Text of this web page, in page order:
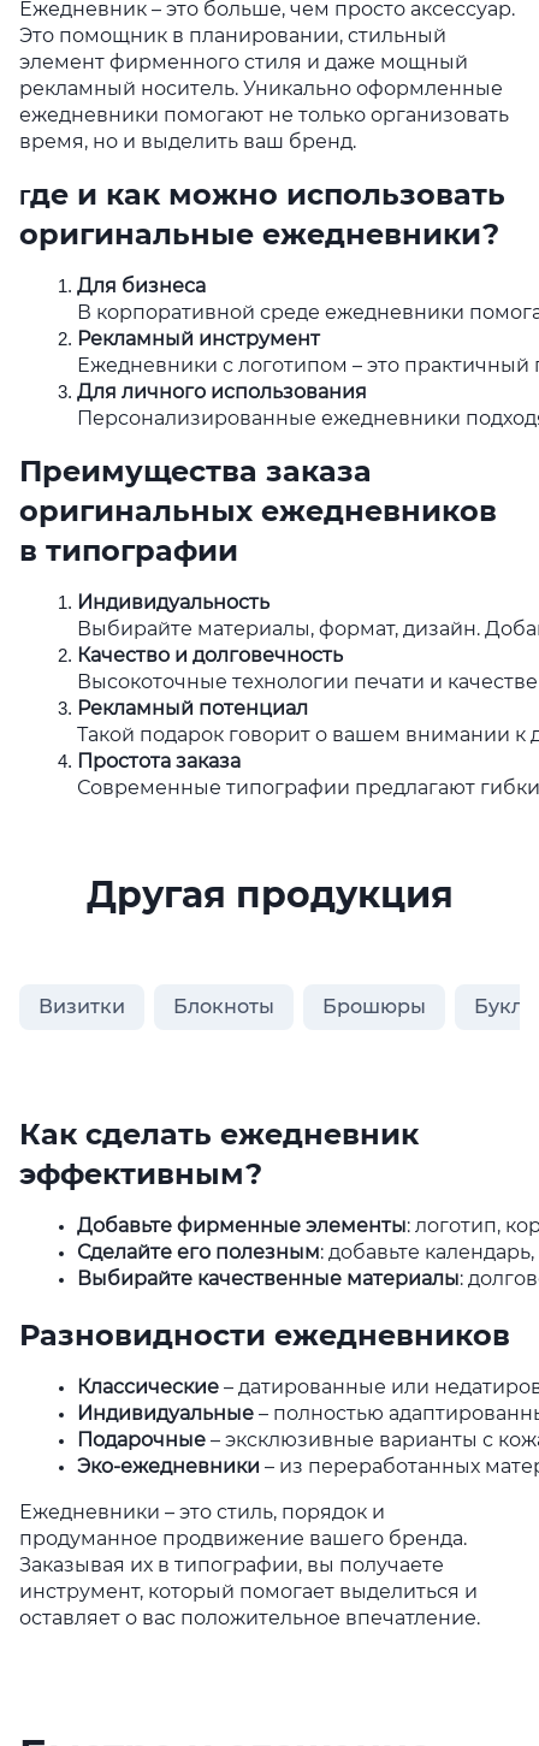
Ежедневник – это больше, чем просто аксессуар.
Это помощник в планировании, стильный
элемент фирменного стиля и даже мощный
рекламный носитель. Уникально оформленные
ежедневники помогают не только организовать
время, но и выделить ваш бренд.
Где и как можно использовать
оригинальные ежедневники?
Для бизнеса
В корпоративной среде ежедневники
Рекламный инструмент
Ежедневники с логотипом – это
Для личного использования
Персонализированные ежедневники
Преимущества заказа
оригинальных ежедневников
в типографии
Индивидуальность
Выбирайте материалы, формат, дизайн.
Качество и долговечность
Высокоточные технологии печати и
Рекламный потенциал
Такой подарок говорит о вашем внимании к
Простота заказа
Современные типографии предлагают
Другая продукция
Визитки Блокноты Брошюры
Как сделать ежедневник
эффективным?
Добавьте фирменные элементы: логотип,
Сделайте его полезным: добавьте
Выбирайте качественные материалы:
Разновидности ежедневников
Классические – датированные или
Индивидуальные – полностью
Подарочные – эксклюзивные варианты с
Эко-ежедневники – из переработанных
Ежедневники – это стиль, порядок и
продуманное продвижение вашего бренда.
Заказывая их в типографии, вы получаете
инструмент, который помогает выделиться и
оставляет о вас положительное впечатление.